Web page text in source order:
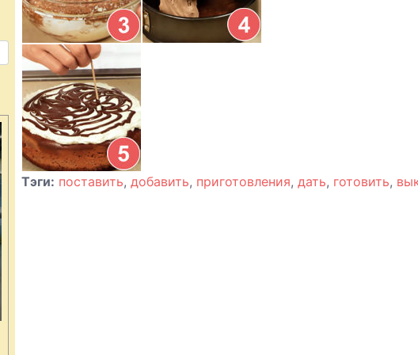
Тэги: поставить, добавить, приготовления, дать, готовить,